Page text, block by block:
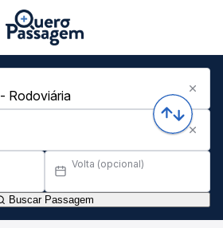
Volta (opcional)
Buscar Passagem